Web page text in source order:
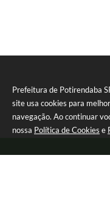
Prefeitura de Potirendaba
site usa cookies para
navegação. Ao continuar
nossa Política de Cookies e